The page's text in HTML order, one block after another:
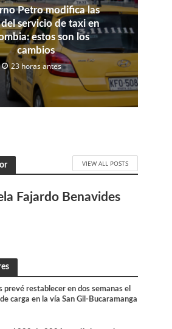
Petro modifica las
del servicio de taxi en
estos son los
cambios
23 horas antes
VIEW ALL POSTS
Fajardo Benavides
prevé restablecer en dos semanas el
carga en la vía San Gil-Bucaramanga